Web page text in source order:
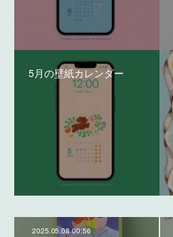
5月の壁紙カレンダー
2025.05.08 00:56